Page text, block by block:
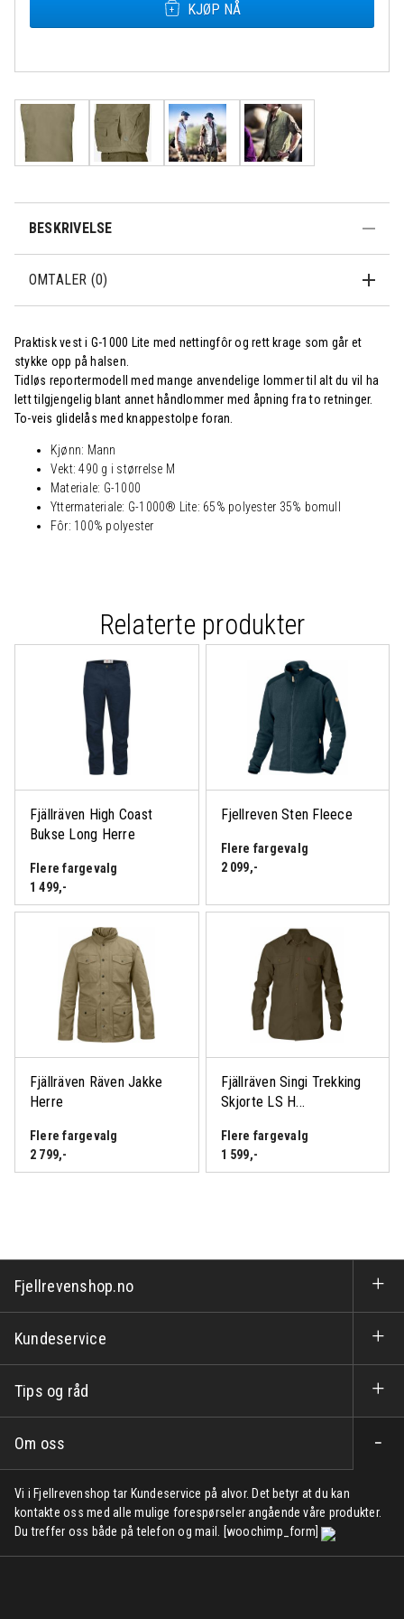
KJØP NÅ
500,-
dager
BESKRIVELSE
OMTALER (0)
Praktisk vest i G-1000 Lite med nettingfôr og rett krage som går et
stykke opp på halsen.
Tidløs reportermodell med mange anvendelige lommer til alt du vil ha
lett tilgjengelig blant annet håndlommer med åpning fra to retninger.
To-veis glidelås med knappestolpe foran.
Kjønn: Mann
Vekt: 490 g i størrelse M
Materiale: G-1000
Yttermateriale: G-1000® Lite: 65% polyester 35% bomull
Fôr: 100% polyester
Relaterte produkter
Fjällräven High Coast
Bukse Long Herre
Flere fargevalg
1 499,-
Fjellreven Sten Fleece
Flere fargevalg
2 099,-
Fjällräven Räven Jakke
Herre
Flere fargevalg
2 799,-
Fjällräven Singi Trekking
Skjorte LS H...
Flere fargevalg
1 599,-
Fjellrevenshop.no
Kundeservice
Tips og råd
Om oss
Vi i Fjellrevenshop tar Kundeservice på alvor. Det betyr at du kan
kontakte oss med alle mulige forespørseler angående våre produkter.
Du treffer oss både på telefon og mail. [woochimp_form]